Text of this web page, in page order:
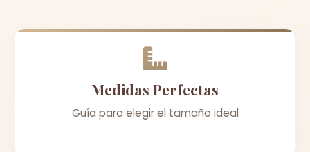
Medidas Perfectas
Guía para elegir el tamaño ideal